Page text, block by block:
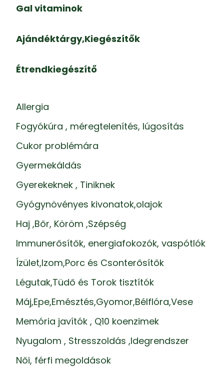
Gal vitaminok
Ajándéktárgy,Kiegészítők
Étrendkiegészítő
Allergia
Fogyókúra , méregtelenítés, lúgosítás
Cukor problémára
Gyermekáldás
Gyerekeknek , Tiniknek
Gyógynövényes kivonatok,olajok
Haj ,Bőr, Köröm ,Szépség
Immunerősítők, energiafokozók, vaspótlók
Ízület,Izom,Porc és Csonterősítők
Légutak,Tüdő és Torok tisztítók
Máj,Epe,Emésztés,Gyomor,Bélflóra,Vese
Memória javítók , Q10 koenzimek
Nyugalom , Stresszoldás ,Idegrendszer
Női, férfi megoldások